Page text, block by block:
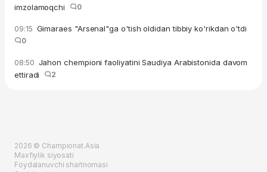
imzolamoqchi
0
09:15 Gimaraes "Arsenal"ga o'tish oldidan tibbiy ko'rikdan o'tdi
0
08:50 Jahon chempioni faoliyatini Saudiya Arabistonida davom
ettiradi
2
2026 © Championat.Asia
Maxfiylik siyosati
Foydalanuvchi shartnomasi